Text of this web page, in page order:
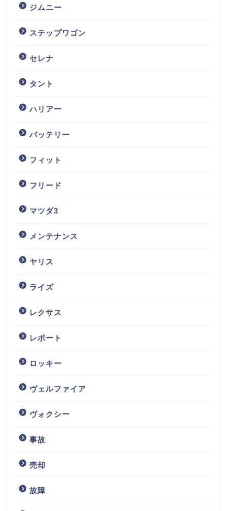
ジムニー
ステップワゴン
セレナ
タント
ハリアー
バッテリー
フィット
フリード
マツダ3
メンテナンス
ヤリス
ライズ
レクサス
レポート
ロッキー
ヴェルファイア
ヴォクシー
事故
売却
故障